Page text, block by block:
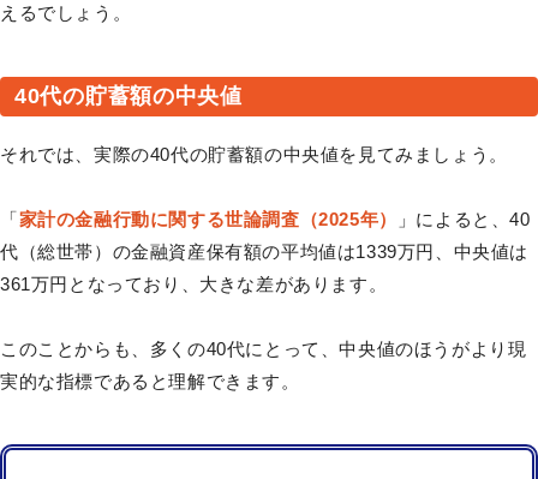
えるでしょう。
40代の貯蓄額の中央値
それでは、実際の40代の貯蓄額の中央値を見てみましょう。
「家計の金融行動に関する世論調査（2025年）
」によると、40
代（総世帯）の金融資産保有額の平均値は1339万円、中央値は
361万円となっており、大きな差があります。
このことからも、多くの40代にとって、中央値のほうがより現
実的な指標であると理解できます。